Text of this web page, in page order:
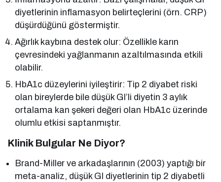
diyetlerinin inflamasyon belirteçlerini (örn. CRP)
düşürdüğünü göstermiştir.
Ağırlık kaybına destek olur: Özellikle karın
çevresindeki yağlanmanın azaltılmasında etkili
olabilir.
HbA1c düzeylerini iyileştirir: Tip 2 diyabet riski
olan bireylerde bile düşük GI’li diyetin 3 aylık
ortalama kan şekeri değeri olan HbA1c üzerinde
olumlu etkisi saptanmıştır.
Klinik Bulgular Ne Diyor?
Brand-Miller ve arkadaşlarının (2003) yaptığı bir
meta-analiz, düşük GI diyetlerinin tip 2 diyabetli